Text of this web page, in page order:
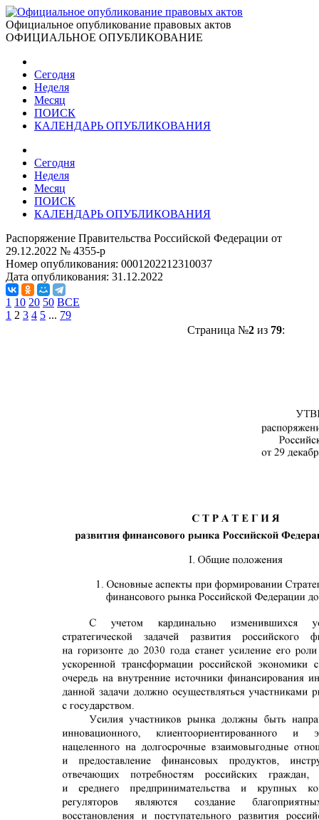
Официальное опубликование правовых актов
ОФИЦИАЛЬНОЕ ОПУБЛИКОВАНИЕ
Сегодня
Неделя
Месяц
ПОИСК
КАЛЕНДАРЬ ОПУБЛИКОВАНИЯ
Сегодня
Неделя
Месяц
ПОИСК
КАЛЕНДАРЬ ОПУБЛИКОВАНИЯ
Распоряжение Правительства Российской Федерации от
29.12.2022 № 4355-р
Номер опубликования: 0001202212310037
Дата опубликования: 31.12.2022
1 10 20 50 ВСЕ
1 2 3 4 5 ... 79
Страница №2из 79: